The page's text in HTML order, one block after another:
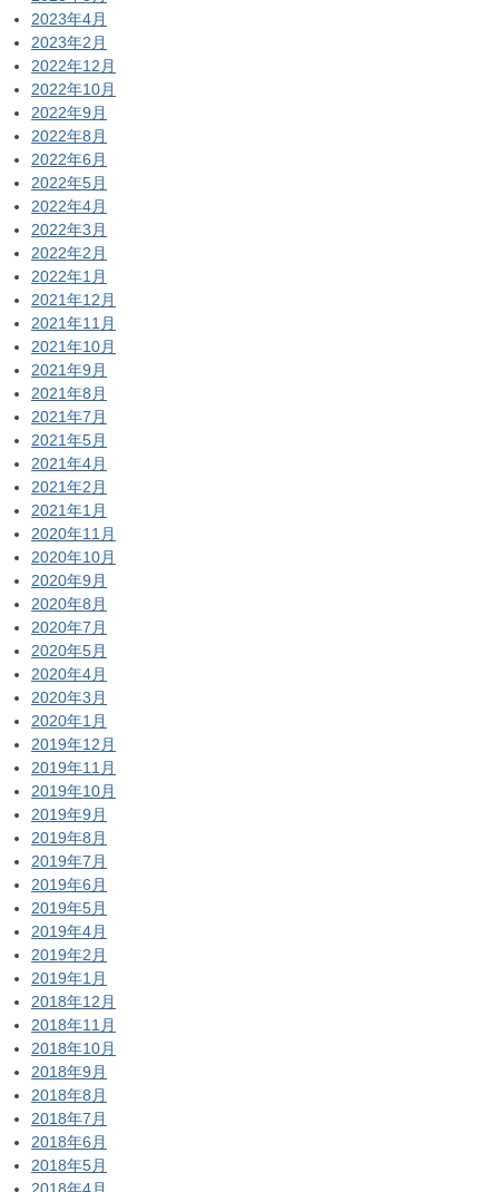
2023年4月
2023年2月
2022年12月
2022年10月
2022年9月
2022年8月
2022年6月
2022年5月
2022年4月
2022年3月
2022年2月
2022年1月
2021年12月
2021年11月
2021年10月
2021年9月
2021年8月
2021年7月
2021年5月
2021年4月
2021年2月
2021年1月
2020年11月
2020年10月
2020年9月
2020年8月
2020年7月
2020年5月
2020年4月
2020年3月
2020年1月
2019年12月
2019年11月
2019年10月
2019年9月
2019年8月
2019年7月
2019年6月
2019年5月
2019年4月
2019年2月
2019年1月
2018年12月
2018年11月
2018年10月
2018年9月
2018年8月
2018年7月
2018年6月
2018年5月
2018年4月